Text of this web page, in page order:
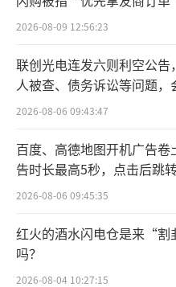
来发展三大核心难题
一年，石药集团通过
步应对未来挑战的思
串起来看，三大
题，解决路径日渐清
首先是创新的延
合创新资产这一举措
一，至于这一战略打
续跟踪关注。
贵的拿”
2026-08-09 12:56:23
联创光电连发六则利空公告
人被查、债务诉讼等问题，
所曾出具“保留意见”
2026-08-06 09:43:47
百度、高德地图开机广告卷
告时长最高5秒，点击后跳
2026-08-06 09:45:35
红火的酒水闪电仓是来“
吗？
2026-08-04 10:27:15